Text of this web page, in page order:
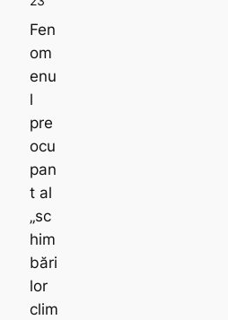
Fen
om
enu
l
pre
ocu
pan
t al
„sc
him
bări
lor
clim